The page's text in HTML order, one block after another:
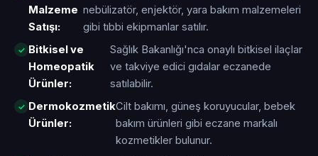
Malzeme
Satışı:
nebülizatör, enjektör, yara bakım malzemeleri
gibi tıbbi ekipmanlar satılır.
Bitkisel ve
Homeopatik
Ürünler:
Sağlık Bakanlığı'nca onaylı bitkisel ilaçlar
ve takviye edici gıdalar eczanede
satılabilir.
Dermokozmetik
Ürünler:
Cilt bakımı, güneş koruyucular, bebek
bakım ürünleri gibi eczane markalı
kozmetikler bulunur.